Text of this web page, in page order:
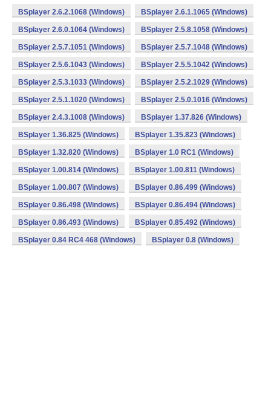
BSplayer 2.6.2.1068 (Windows) BSplayer 2.6.1.1065 (Windows)
BSplayer 2.6.0.1064 (Windows) BSplayer 2.5.8.1058 (Windows)
BSplayer 2.5.7.1051 (Windows) BSplayer 2.5.7.1048 (Windows)
BSplayer 2.5.6.1043 (Windows) BSplayer 2.5.5.1042 (Windows)
BSplayer 2.5.3.1033 (Windows) BSplayer 2.5.2.1029 (Windows)
BSplayer 2.5.1.1020 (Windows) BSplayer 2.5.0.1016 (Windows)
BSplayer 2.4.3.1008 (Windows) BSplayer 1.37.826 (Windows)
BSplayer 1.36.825 (Windows) BSplayer 1.35.823 (Windows)
BSplayer 1.32.820 (Windows) BSplayer 1.0 RC1 (Windows)
BSplayer 1.00.814 (Windows) BSplayer 1.00.811 (Windows)
BSplayer 1.00.807 (Windows) BSplayer 0.86.499 (Windows)
BSplayer 0.86.498 (Windows) BSplayer 0.86.494 (Windows)
BSplayer 0.86.493 (Windows) BSplayer 0.85.492 (Windows)
BSplayer 0.84 RC4 468 (Windows) BSplayer 0.8 (Windows)